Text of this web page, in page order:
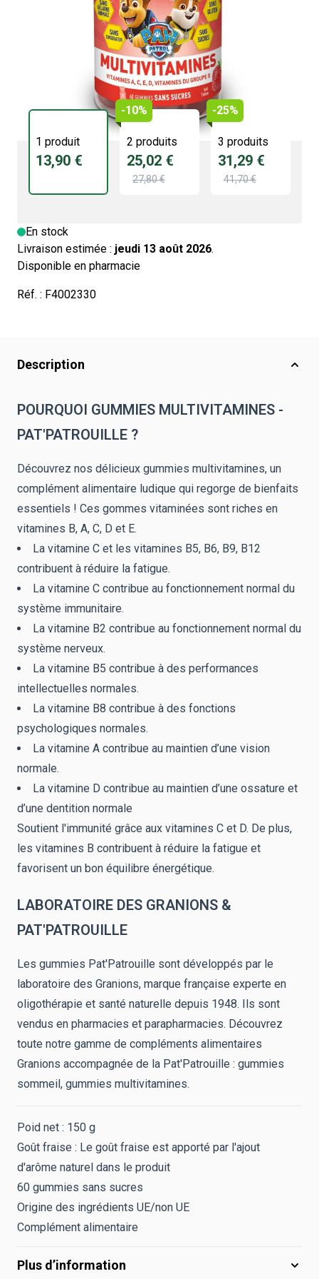
Un cocktail de vitamines !
3/5 -2 avis
1 produit
13,90 €
-10%
2 produits
25,02 €
27,80 €
-25%
3 produits
31,29 €
41,70 €
En stock
Livraison estimée : jeudi 13 août 2026.
Disponible en pharmacie
Réf. : F4002330
Description
POURQUOI GUMMIES MULTIVITAMINES -
PAT'PATROUILLE ?
Découvrez nos délicieux gummies multivitamines, un
complément alimentaire ludique qui regorge de bienfaits
essentiels ! Ces gommes vitaminées sont riches en
vitamines B, A, C, D et E.
La vitamine C et les vitamines B5, B6, B9, B12
contribuent à réduire la fatigue.
La vitamine C contribue au fonctionnement normal du
système immunitaire.
La vitamine B2 contribue au fonctionnement normal du
système nerveux.
La vitamine B5 contribue à des performances
intellectuelles normales.
La vitamine B8 contribue à des fonctions
psychologiques normales.
La vitamine A contribue au maintien d’une vision
normale.
La vitamine D contribue au maintien d’une ossature et
d’une dentition normale
Soutient l'immunité grâce aux vitamines C et D. De plus,
les vitamines B contribuent à réduire la fatigue et
favorisent un bon équilibre énergétique.
LABORATOIRE DES GRANIONS &
PAT'PATROUILLE
Les gummies Pat'Patrouille sont développés par le
laboratoire des Granions, marque française experte en
oligothérapie et santé naturelle depuis 1948. Ils sont
vendus en pharmacies et parapharmacies. Découvrez
toute notre gamme de compléments alimentaires
Granions accompagnée de la Pat'Patrouille : gummies
sommeil, gummies multivitamines.
Poid net : 150 g
Goût fraise : Le goût fraise est apporté par l'ajout
d'arôme naturel dans le produit
60 gummies sans sucres
Origine des ingrédients UE/non UE
Complément alimentaire
Plus d’information